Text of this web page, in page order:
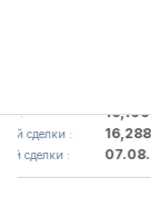
: 16,100
сделки : 16,288
сделки :